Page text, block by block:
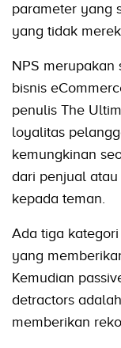
parameter yang
yang tidak
NPS merupakan
bisnis
penulis The
loyalitas
kemungkinan
dari penjual
kepada teman.
Ada tiga
yang
Kemudian
detractors
memberikan